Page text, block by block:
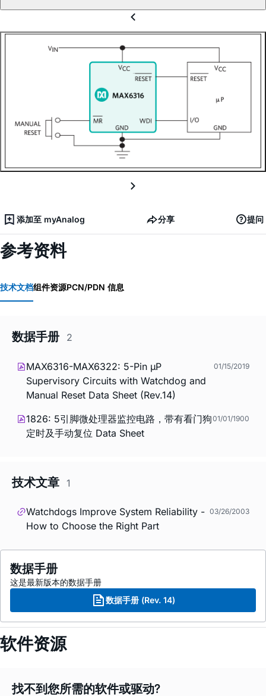
添加至 myAnalog 分享 提问
参考资料
技术文档组件资源PCN/PDN 信息
数据手册 2
MAX6316-MAX6322: 5-Pin µP
Supervisory Circuits with Watchdog and
Manual Reset Data Sheet (Rev.14)
01/15/2019
1826: 5引脚微处理器监控电路，带有看门狗
定时及手动复位 Data Sheet
01/01/1900
技术文章 1
Watchdogs Improve System Reliability -
How to Choose the Right Part
03/26/2003
数据手册
这是最新版本的数据手册
数据手册 (Rev. 14)
软件资源
找不到您所需的软件或驱动?